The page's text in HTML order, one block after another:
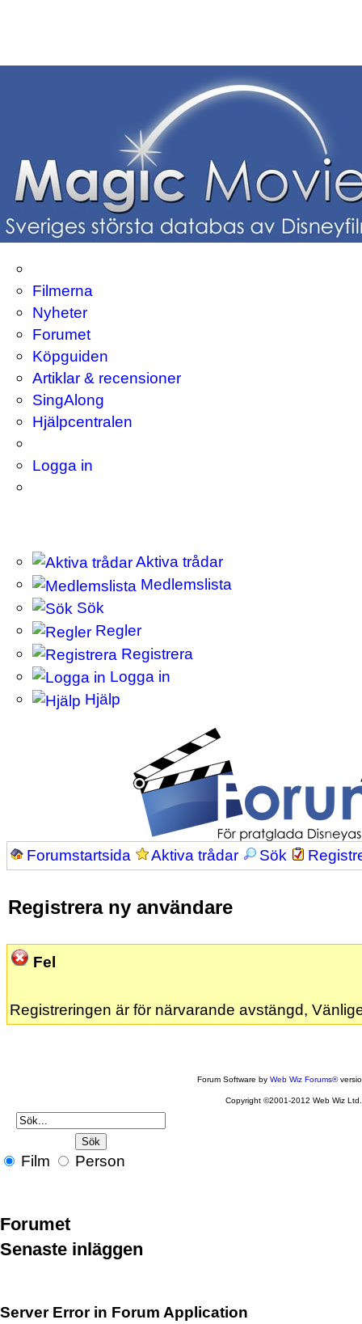
Filmerna
Nyheter
Forumet
Köpguiden
Artiklar & recensioner
SingAlong
Hjälpcentralen
Logga in
Aktiva trådar
Medlemslista
Sök
Regler
Registrera
Logga in
Hjälp
Forumstartsida Aktiva trådar Sök
Registrera ny användare
Fel
Registreringen är för närvarande avstängd,
Forum Software byWeb Wiz Forums®
Copyright ©2001-2012 Web Wiz Ltd.
Film Person
Forumet
Senaste inläggen
Server Error in Forum Application